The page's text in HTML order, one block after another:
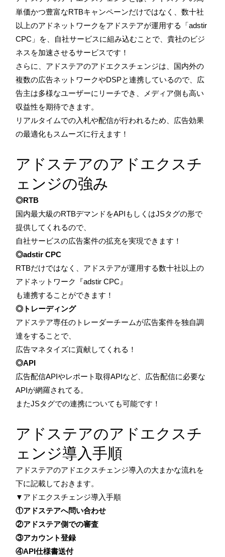
単価かつ豊富なRTBキャンペーンだけではなく、数十社
以上のアドネットワークをアドステアが運用する「adstir
CPC」を、自社サービスに組み込むことで、貴社のビジ
ネスを加速させるサービスです！
さらに、アドステアのアドエクスチェンジは、国内外の
複数の広告ネットワークやDSPと連携しているので、広
告主は多様なユーザーにリーチでき、メディア側も高い
収益性を期待できます。
リアルタイムでの入札や配信が行われるため、広告効果
の最適化もスムーズに行えます！
アドステアのアドエクスチ
ェンジの強み
◎RTB
国内最大級のRTBデマンドをAPIもしくはJSタグの形で
提供してくれるので、
自社サービスの広告案件の拡充を実現できます！
◎adstir CPC
RTBだけではなく、アドステアが運用する数十社以上の
アドネットワーク『adstir CPC』
も連携することができます！
◎トレーディング
アドステア専任のトレーダーチームが広告案件を独自調
達をすることで、
広告マネタイズに貢献してくれる！
◎API
広告配信APIやレポート取得APIなど、広告配信に必要な
APIが網羅されてる。
またJSタグでの連携についても可能です！
アドステアのアドエクスチ
ェンジ導入手順
アドステアのアドエクスチェンジ導入の大まかな流れを
下に記載しておきます。
▼アドエクスチェンジ導入手順
①アドステアへ問い合わせ
②アドステア側での審査
③アカウント登録
④API仕様書送付